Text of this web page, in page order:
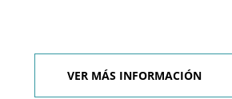
VER MÁS INFORMACIÓN